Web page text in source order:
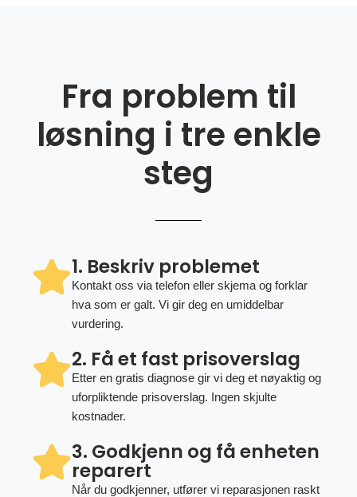
Fra problem til
løsning i tre enkle
steg
1. Beskriv problemet
Kontakt oss via telefon eller skjema og forklar
hva som er galt. Vi gir deg en umiddelbar
vurdering.
2. Få et fast prisoverslag
Etter en gratis diagnose gir vi deg et nøyaktig og
uforpliktende prisoverslag. Ingen skjulte
kostnader.
3. Godkjenn og få enheten
reparert
Når du godkjenner, utfører vi reparasjonen raskt